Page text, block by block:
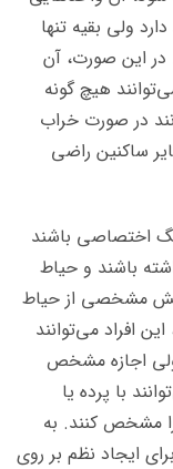
ولی بقیه تنها
در این صورت، آن
هیچ گونه
در صورت خراب
ساکنین راضی
اختصاصی باشند
باشند و حیاط
مشخصی از حیاط
افراد می‌توانند
اجازه مشخص
با پرده یا
مشخص کنند. به
ایجاد نظم بر روی